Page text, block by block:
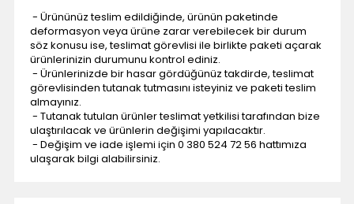
- Ürününüz teslim edildiğinde, ürünün paketinde
deformasyon veya ürüne zarar verebilecek bir durum
söz konusu ise, teslimat görevlisi ile birlikte paketi açarak
ürünlerinizin durumunu kontrol ediniz.
- Ürünlerinizde bir hasar gördüğünüz takdirde, teslimat
görevlisinden tutanak tutmasını isteyiniz ve paketi teslim
almayınız.
- Tutanak tutulan ürünler teslimat yetkilisi tarafından bize
ulaştırılacak ve ürünlerin değişimi yapılacaktır.
- Değişim ve iade işlemi için 0 380 524 72 56 hattımıza
ulaşarak bilgi alabilirsiniz.